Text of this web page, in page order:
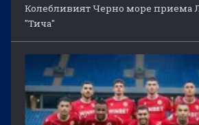
Колебливият Черно море приема
"Тича"